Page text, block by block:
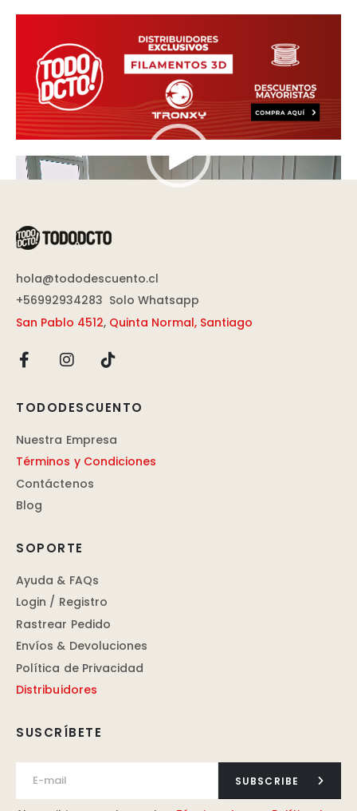
Reproductor
de
hola@tododescuento.cl
+56992934283 Solo Whatsapp
San Pablo 4512, Quinta Normal, Santiago
SUSCRÍBETE
SUBSCRIBE
TODODESCUENTO
Nuestra Empresa
Términos y Condiciones
Contáctenos
Blog
SOPORTE
Ayuda & FAQs
Login / Registro
Rastrear Pedido
Envíos & Devoluciones
Política de Privacidad
Distribuidores